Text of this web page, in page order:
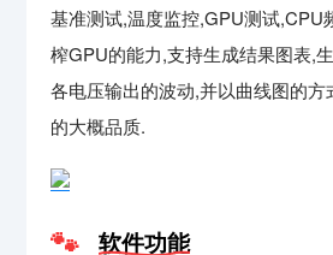
基准测试,温度监控,GPU测试
榨GPU的能力,支持生成结果图表,
各电压输出的波动,并以曲线图的
的大概品质.
软件功能